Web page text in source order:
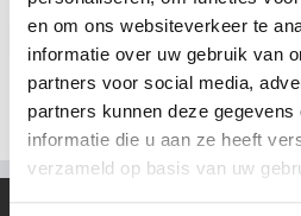
en om ons websiteverkeer te
informatie over uw gebruik van
partners voor social media,
partners kunnen deze
informatie die u aan ze heeft
verzameld op basis van uw
Download